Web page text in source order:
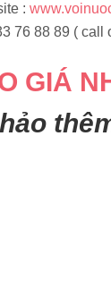
:
76 88 89 ( call
GIÁ